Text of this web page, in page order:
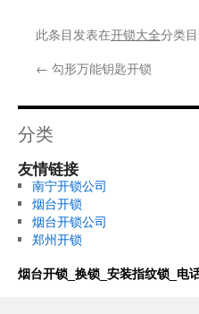
此条目发表在开锁大全分类
← 勾形万能钥匙开锁
分类
友情链接
南宁开锁公司
烟台开锁
烟台开锁公司
郑州开锁
烟台开锁_换锁_安装指纹锁_电